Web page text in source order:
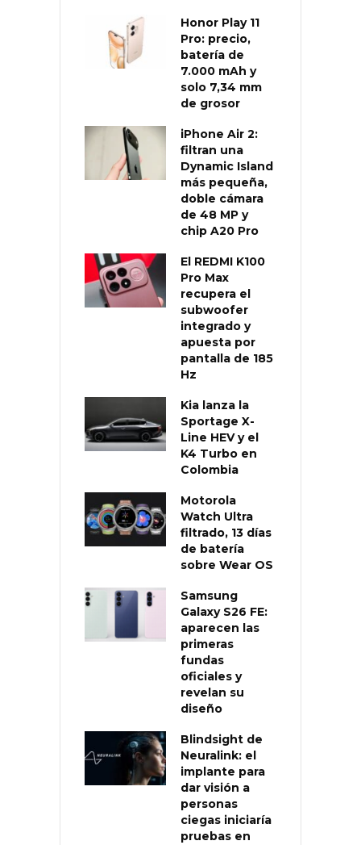
Honor Play 11
Pro: precio,
batería de
7.000 mAh y
solo 7,34 mm
de grosor
iPhone Air 2:
filtran una
Dynamic Island
más pequeña,
doble cámara
de 48 MP y
chip A20 Pro
El REDMI K100
Pro Max
recupera el
subwoofer
integrado y
apuesta por
pantalla de 185
Hz
Kia lanza la
Sportage X-
Line HEV y el
K4 Turbo en
Colombia
Motorola
Watch Ultra
filtrado, 13 días
de batería
sobre Wear OS
Samsung
Galaxy S26 FE:
aparecen las
primeras
fundas
oficiales y
revelan su
diseño
Blindsight de
Neuralink: el
implante para
dar visión a
personas
ciegas iniciaría
pruebas en